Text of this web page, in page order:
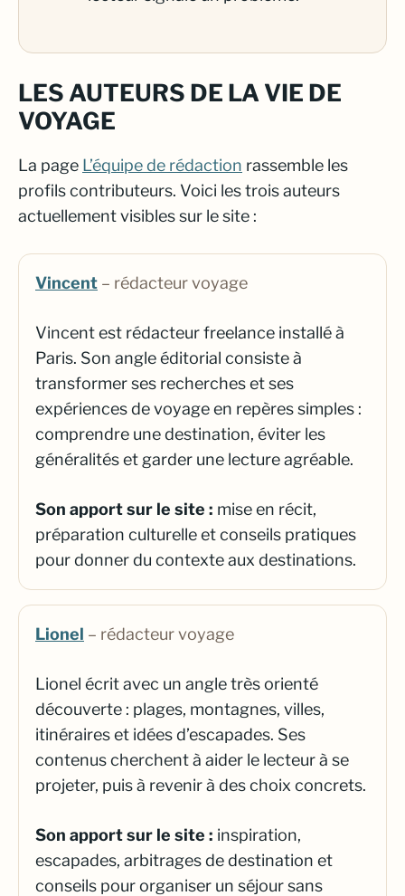
LES AUTEURS DE LA VIE DE
VOYAGE
La page L’équipe de rédaction rassemble les
profils contributeurs. Voici les trois auteurs
actuellement visibles sur le site :
Vincent – rédacteur voyage
Vincent est rédacteur freelance installé à
Paris. Son angle éditorial consiste à
transformer ses recherches et ses
expériences de voyage en repères simples :
comprendre une destination, éviter les
généralités et garder une lecture agréable.
Son apport sur le site : mise en récit,
préparation culturelle et conseils pratiques
pour donner du contexte aux destinations.
Lionel – rédacteur voyage
Lionel écrit avec un angle très orienté
découverte : plages, montagnes, villes,
itinéraires et idées d’escapades. Ses
contenus cherchent à aider le lecteur à se
projeter, puis à revenir à des choix concrets.
Son apport sur le site : inspiration,
escapades, arbitrages de destination et
conseils pour organiser un séjour sans